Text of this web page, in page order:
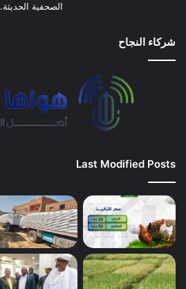
الصحفية الحديثة.
شركاء النجاح
Last Modified Posts